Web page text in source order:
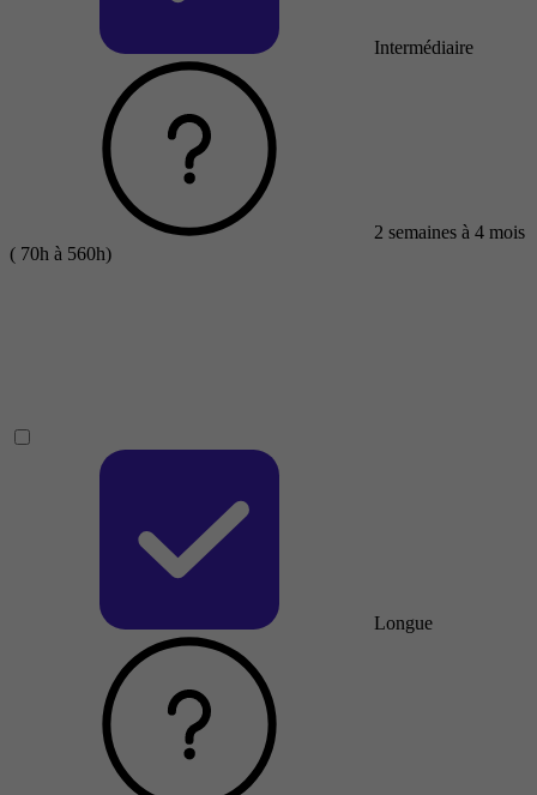
Intermédiaire
2 semaines à 4 mois
( 70h à 560h)
Longue